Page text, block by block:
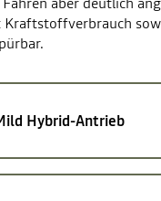
Hybrid-Antrieb